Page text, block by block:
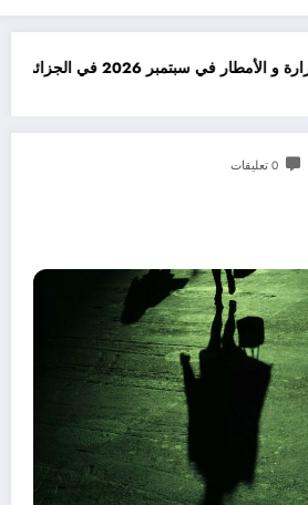
توقعات درجات الحرارة في خريف
0 تعليقات